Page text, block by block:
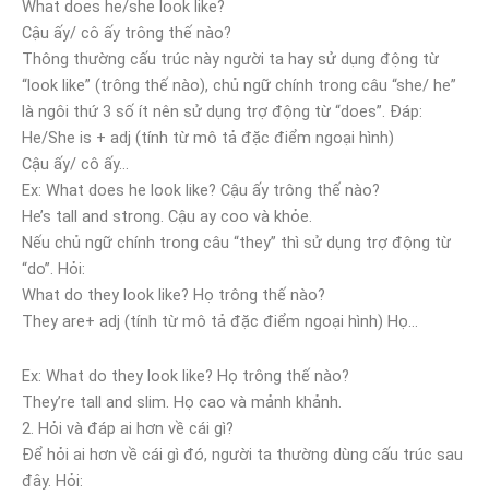
What does he/she look like?
Cậu ấy/ cô ấy trông thế nào?
Thông thường cấu trúc này người ta hay sử dụng động từ
“look like” (trông thế nào), chủ ngữ chính trong câu “she/ he”
là ngôi thứ 3 số ít nên sử dụng trợ động từ “does”. Đáp:
He/She is + adj (tính từ mô tả đặc điểm ngoại hình)
Cậu ấy/ cô ấy…
Ex: What does he look like? Cậu ấy trông thế nào?
He’s tall and strong. Cậu ay coo và khỏe.
Nếu chủ ngữ chính trong câu “they” thì sử dụng trợ động từ
“do”. Hỏi:
What do they look like? Họ trông thế nào?
They are+ adj (tính từ mô tả đặc điểm ngoại hình) Họ…
Ex: What do they look like? Họ trông thế nào?
They’re tall and slim. Họ cao và mảnh khảnh.
2. Hỏi và đáp ai hơn về cái gì?
Để hỏi ai hơn về cái gì đó, người ta thường dùng cấu trúc sau
đây. Hỏi: